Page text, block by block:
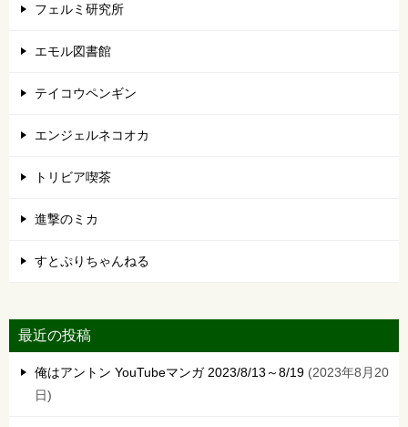
フェルミ研究所
エモル図書館
テイコウペンギン
エンジェルネコオカ
トリビア喫茶
進撃のミカ
すとぷりちゃんねる
最近の投稿
俺はアントン YouTubeマンガ 2023/8/13～8/19
2023年8月20
日